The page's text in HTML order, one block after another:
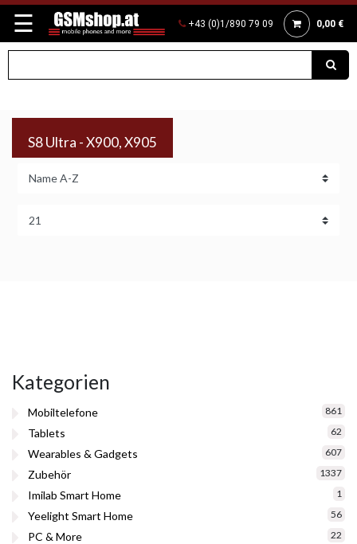
☰ +43 (0)1/890 79 09 0,00 €
S8 Ultra - X900, X905
Kategorien
Mobiltelefone 861
Tablets 62
Wearables & Gadgets 607
Zubehör 1337
Imilab Smart Home 1
Yeelight Smart Home 56
PC & More 22